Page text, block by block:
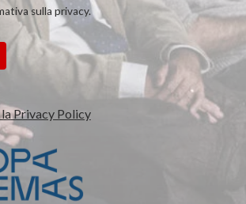
sulla privacy.
Privacy Policy